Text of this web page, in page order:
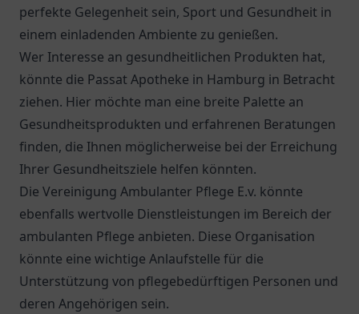
perfekte Gelegenheit sein, Sport und Gesundheit in
einem einladenden Ambiente zu genießen.
Wer Interesse an gesundheitlichen Produkten hat,
könnte die Passat Apotheke in Hamburg in Betracht
ziehen. Hier möchte man eine breite Palette an
Gesundheitsprodukten und erfahrenen Beratungen
finden, die Ihnen möglicherweise bei der Erreichung
Ihrer Gesundheitsziele helfen könnten.
Die Vereinigung Ambulanter Pflege E.v. könnte
ebenfalls wertvolle Dienstleistungen im Bereich der
ambulanten Pflege anbieten. Diese Organisation
könnte eine wichtige Anlaufstelle für die
Unterstützung von pflegebedürftigen Personen und
deren Angehörigen sein.